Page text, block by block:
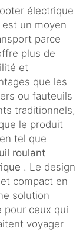
électrique
est un moyen
parce
plus de
et
que les
ou fauteuils
traditionnels,
le produit
tel que
roulant
. Le design
compact en
solution
pour ceux qui
voyager